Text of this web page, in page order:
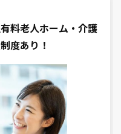
料老人ホーム・介護
度あり！